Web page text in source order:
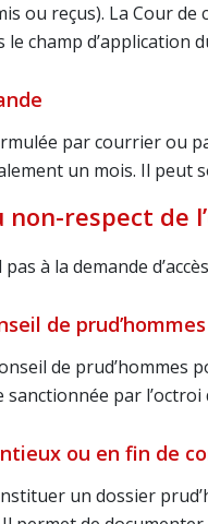
ou reçus). La Cour
champ d’application
par courrier ou
un mois. Il peut
non-respect de
à la demande
de prud’hommes
de prud’hommes
par
ou en fin de
un dossier